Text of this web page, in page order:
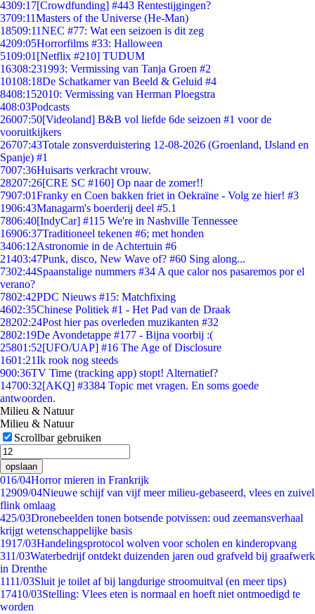
4309:17[Crowdfunding] #443 Rentestijgingen?
3709:11Masters of the Universe (He-Man)
18509:11NEC #77: Wat een seizoen is dit zeg
4209:05Horrorfilms #33: Halloween
5109:01 [Netflix #210] TUDUM
16308:231993: Vermissing van Tanja Groen #2
10108:18De Schatkamer van Beeld & Geluid #4
8408:152010: Vermissing van Herman Ploegstra
408:03Podcasts
26007:50[Videoland] B&B vol liefde 6de seizoen #1 voor de
vooruitkijkers
26707:43Totale zonsverduistering 12-08-2026 (Groenland, IJsland en
Spanje) #1
7007:36Huisarts verkracht vrouw.
28207:26[CRE SC #160] Op naar de zomer!!
7907:01Franky en Coen bakken friet in Oekraïne - Volg ze hier! #3
1906:43Managarm's boerderij deel #5.1
7806:40[IndyCar] #115 We're in Nashville Tennessee
16906:37Traditioneel tekenen #6; met honden
3406:12Astronomie in de Achtertuin #6
21403:47Punk, disco, New Wave of? #60 Sing along...
7302:44Spaanstalige nummers #34 A que calor nos pasaremos por el
verano?
7802:42PDC Nieuws #15: Matchfixing
4602:35Chinese Politiek #1 - Het Pad van de Draak
28202:24Post hier pas overleden muzikanten #32
2802:19De Avondetappe #177 - Bijna voorbij :(
25801:52[UFO/UAP] #16 The Age of Disclosure
1601:21Ik rook nog steeds
900:36TV Time (tracking app) stopt! Alternatief?
14700:32[AKQ] #3384 Topic met vragen. En soms goede
antwoorden.
Milieu & Natuur
Milieu & Natuur
Scrollbar gebruiken
opslaan
016/04Horror mieren in Frankrijk
12909/04Nieuwe schijf van vijf meer milieu-gebaseerd, vlees en zuivel
flink omlaag
425/03Dronebeelden tonen botsende potvissen: oud zeemansverhaal
krijgt wetenschappelijke basis
1917/03Handelingsprotocol wolven voor scholen en kinderopvang
311/03Waterbedrijf ontdekt duizenden jaren oud grafveld bij graafwerk
in Drenthe
1111/03Sluit je toilet af bij langdurige stroomuitval (en meer tips)
17410/03Stelling: Vlees eten is normaal en hoeft niet ontmoedigd te
worden